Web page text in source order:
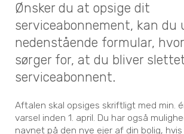
Ønsker du at opsige dit
serviceabonnement, kan du
nedenstående formular,
sørger for, at du bliver
serviceabonnent.
Aftalen skal opsiges skriftligt med min.
varsel inden 1. april. Du har også
navnet på den nye ejer af din bolig,